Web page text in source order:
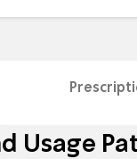
Usage